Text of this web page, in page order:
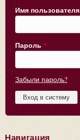
Имя пользователя
Пароль *
Забыли пароль?
Навигация